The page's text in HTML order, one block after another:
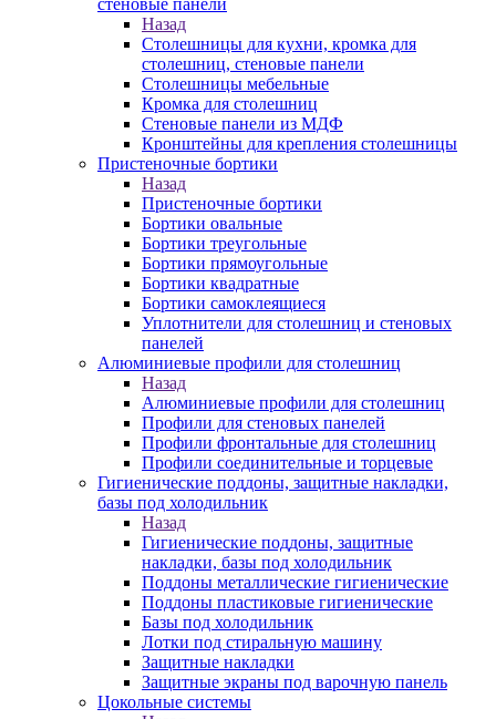
стеновые панели
Назад
Столешницы для кухни, кромка для
столешниц, стеновые панели
Столешницы мебельные
Кромка для столешниц
Стеновые панели из МДФ
Кронштейны для крепления столешницы
Пристеночные бортики
Назад
Пристеночные бортики
Бортики овальные
Бортики треугольные
Бортики прямоугольные
Бортики квадратные
Бортики самоклеящиеся
Уплотнители для столешниц и стеновых
панелей
Алюминиевые профили для столешниц
Назад
Алюминиевые профили для столешниц
Профили для стеновых панелей
Профили фронтальные для столешниц
Профили соединительные и торцевые
Гигиенические поддоны, защитные накладки,
базы под холодильник
Назад
Гигиенические поддоны, защитные
накладки, базы под холодильник
Поддоны металлические гигиенические
Поддоны пластиковые гигиенические
Базы под холодильник
Лотки под стиральную машину
Защитные накладки
Защитные экраны под варочную панель
Цокольные системы